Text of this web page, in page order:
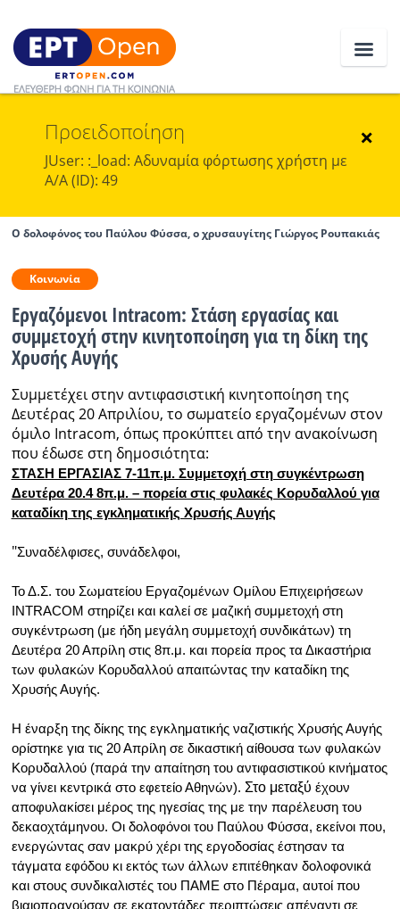
Ειδήσεις
Ελλάδα
Κοινωνία
Πολιτική
Αθλητικά
Ραδιόφωνο LIVE
Εκπομπές
Πολιτισμός
×
Προειδοποίηση
JUser: :_load: Αδυναμία φόρτωσης χρήστη με
Α/Α (ID): 49
O δολοφόνος του Παύλου Φύσσα, ο χρυσαυγίτης Γιώργος Ρουπακιάς
Κοινωνία
Εργαζόμενοι Intracom: Στάση εργασίας και
συμμετοχή στην κινητοποίηση για τη δίκη της
Χρυσής Αυγής
Συμμετέχει στην αντιφασιστική κινητοποίηση της
Δευτέρας 20 Απριλίου, το σωματείο εργαζομένων στον
όμιλο Intracom, όπως προκύπτει από την ανακοίνωση
που έδωσε στη δημοσιότητα:
ΣΤΑΣΗ ΕΡΓΑΣΙΑΣ 7-11π.μ. Συμμετοχή στη συγκέντρωση
Δευτέρα 20.4 8π.μ. – πορεία στις φυλακές Κορυδαλλού για
καταδίκη της εγκληματικής Χρυσής Αυγής
"Συναδέλφισες, συνάδελφοι,
Το Δ.Σ. του Σωματείου Εργαζομένων Ομίλου Επιχειρήσεων
INTRACOM στηρίζει και καλεί σε μαζική συμμετοχή στη
συγκέντρωση (με ήδη μεγάλη συμμετοχή συνδικάτων) τη
Δευτέρα 20 Απρίλη στις 8π.μ. και πορεία προς τα Δικαστήρια
των φυλακών Κορυδαλλού απαιτώντας την καταδίκη της
Χρυσής Αυγής.
Η έναρξη της δίκης της εγκληματικής ναζιστικής Χρυσής Αυγής
ορίστηκε για τις 20 Απρίλη σε δικαστική αίθουσα των φυλακών
Κορυδαλλού (παρά την απαίτηση του αντιφασιστικού κινήματος
να γίνει κεντρικά στο εφετείο Αθηνών). Στο μεταξύ έχουν
αποφυλακίσει μέρος της ηγεσίας της με την παρέλευση του
δεκαοχτάμηνου. Οι δολοφόνοι του Παύλου Φύσσα, εκείνοι που,
ενεργώντας σαν μακρύ χέρι της εργοδοσίας έστησαν τα
τάγματα εφόδου κι εκτός των άλλων επιτέθηκαν δολοφονικά
και στους συνδικαλιστές του ΠΑΜΕ στο Πέραμα, αυτοί που
βιαιοπραγούσαν σε εκατοντάδες περιπτώσεις απέναντι σε